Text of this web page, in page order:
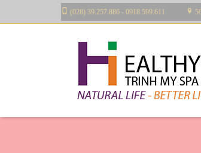
(028) 39.257.886 - 0918.599.611